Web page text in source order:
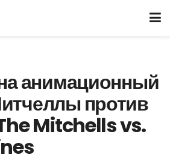
анимационный
против
Mitchells vs.